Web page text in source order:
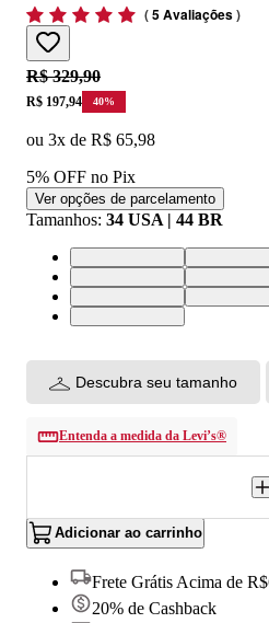
(5 Avaliações)
Original price:
R$ 329,90
Price:
R$ 197,94 40%
ou 3x de R$ 65,98
5% OFF no Pix
Ver opções de parcelamento
Tamanhos: 34 USA | 44 BR
42 USA | 52 BR34 USA |
38 USA | 48 BR36 USA |
30 USA | 38 BR32 USA |
44 USA | 54 BR
Descubra seu tamanho
Entenda a medida da Levi’s®
Adicionar ao carrinho
Frete Grátis Acima de
20% de Cashback